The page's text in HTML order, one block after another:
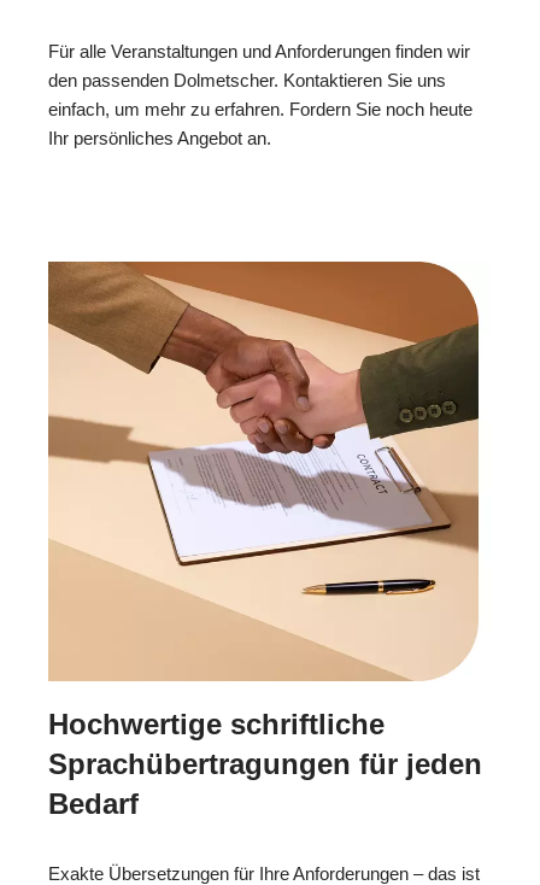
Für alle Veranstaltungen und Anforderungen finden wir
den passenden Dolmetscher. Kontaktieren Sie uns
einfach, um mehr zu erfahren. Fordern Sie noch heute
Ihr persönliches Angebot an.
Hochwertige schriftliche
Sprachübertragungen für jeden
Bedarf
Exakte Übersetzungen für Ihre Anforderungen – das ist